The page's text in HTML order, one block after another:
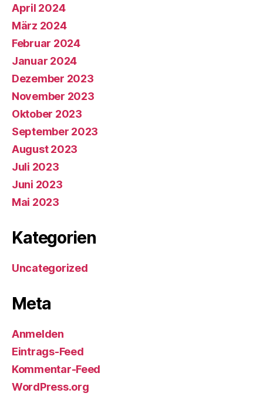
April 2024
März 2024
Februar 2024
Januar 2024
Dezember 2023
November 2023
Oktober 2023
September 2023
August 2023
Juli 2023
Juni 2023
Mai 2023
Kategorien
Uncategorized
Meta
Anmelden
Eintrags-Feed
Kommentar-Feed
WordPress.org